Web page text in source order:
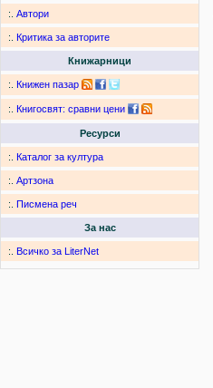
:. Автори
:. Критика за авторите
Книжарници
:. Книжен пазар
:. Книгосвят: сравни цени
Ресурси
:. Каталог за култура
:. Артзона
:. Писмена реч
За нас
:. Всичко за LiterNet